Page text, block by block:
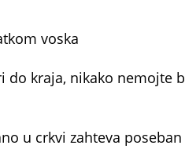
voska
do kraja, nikako nemojte
u crkvi zahteva